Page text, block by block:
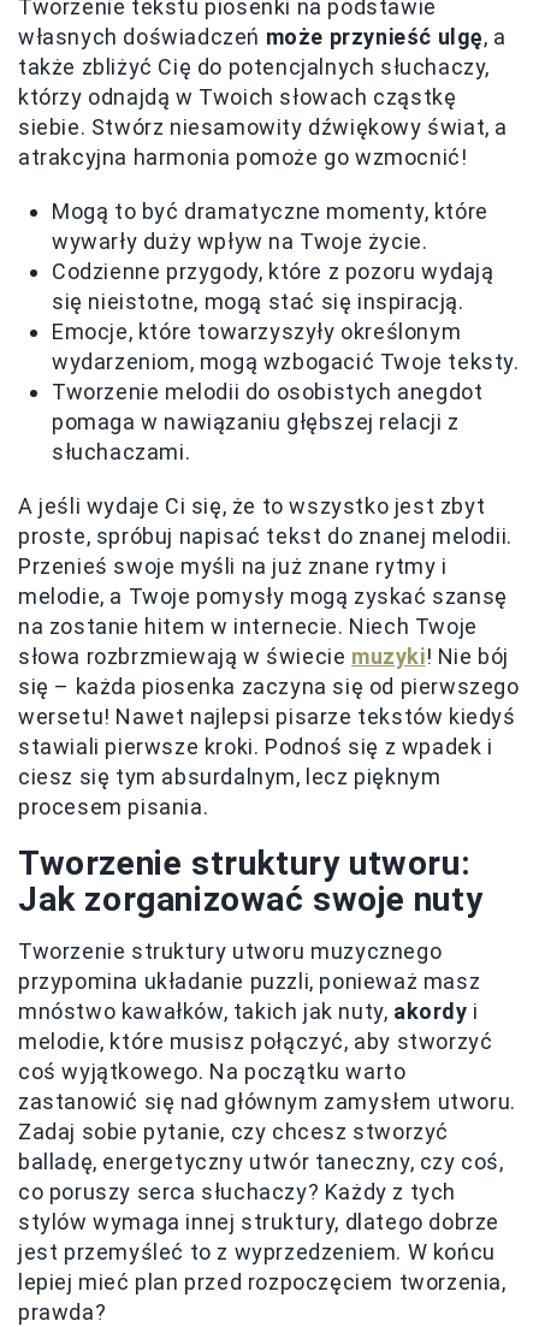
Tworzenie tekstu piosenki na podstawie
własnych doświadczeń może przynieść ulgę, a
także zbliżyć Cię do potencjalnych słuchaczy,
którzy odnajdą w Twoich słowach cząstkę
siebie. Stwórz niesamowity dźwiękowy świat, a
atrakcyjna harmonia pomoże go wzmocnić!
Mogą to być dramatyczne momenty, które
wywarły duży wpływ na Twoje życie.
Codzienne przygody, które z pozoru wydają
się nieistotne, mogą stać się inspiracją.
Emocje, które towarzyszyły określonym
wydarzeniom, mogą wzbogacić Twoje teksty.
Tworzenie melodii do osobistych anegdot
pomaga w nawiązaniu głębszej relacji z
słuchaczami.
A jeśli wydaje Ci się, że to wszystko jest zbyt
proste, spróbuj napisać tekst do znanej melodii.
Przenieś swoje myśli na już znane rytmy i
melodie, a Twoje pomysły mogą zyskać szansę
na zostanie hitem w internecie. Niech Twoje
słowa rozbrzmiewają w świecie muzyki! Nie bój
się – każda piosenka zaczyna się od pierwszego
wersetu! Nawet najlepsi pisarze tekstów kiedyś
stawiali pierwsze kroki. Podnoś się z wpadek i
ciesz się tym absurdalnym, lecz pięknym
procesem pisania.
Tworzenie struktury utworu:
Jak zorganizować swoje nuty
Tworzenie struktury utworu muzycznego
przypomina układanie puzzli, ponieważ masz
mnóstwo kawałków, takich jak nuty, akordy i
melodie, które musisz połączyć, aby stworzyć
coś wyjątkowego. Na początku warto
zastanowić się nad głównym zamysłem utworu.
Zadaj sobie pytanie, czy chcesz stworzyć
balladę, energetyczny utwór taneczny, czy coś,
co poruszy serca słuchaczy? Każdy z tych
stylów wymaga innej struktury, dlatego dobrze
jest przemyśleć to z wyprzedzeniem. W końcu
lepiej mieć plan przed rozpoczęciem tworzenia,
prawda?